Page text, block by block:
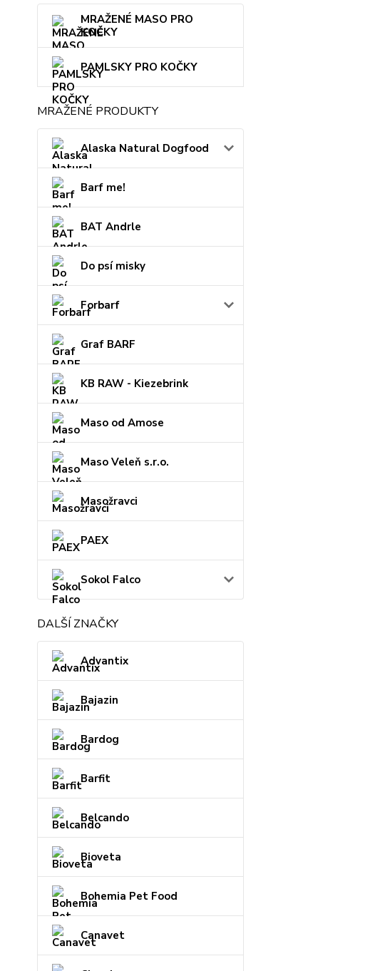
MRAŽENÉ MASO PRO
KOČKY
PAMLSKY PRO KOČKY
MRAŽENÉ PRODUKTY
Alaska Natural Dogfood
Barf me!
BAT Andrle
Do psí misky
Forbarf
Graf BARF
KB RAW - Kiezebrink
Maso od Amose
Maso Veleň s.r.o.
Masožravci
PAEX
Sokol Falco
DALŠÍ ZNAČKY
Advantix
Bajazin
Bardog
Barfit
Belcando
Bioveta
Bohemia Pet Food
Canavet